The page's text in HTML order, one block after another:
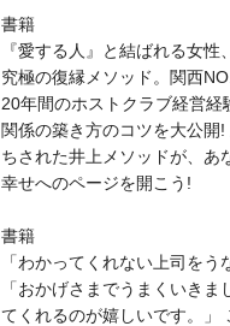
書籍
『愛する人』と結ばれる女性
究極の復縁メソッド。関西
20年間のホストクラブ経営
関係の築き方のコツを大公開
ちされた井上メソッドが、あ
幸せへのページを開こう!
書籍
「わかってくれない上司をう
「おかげさまでうまくいき
てくれるのが嬉しいです。」